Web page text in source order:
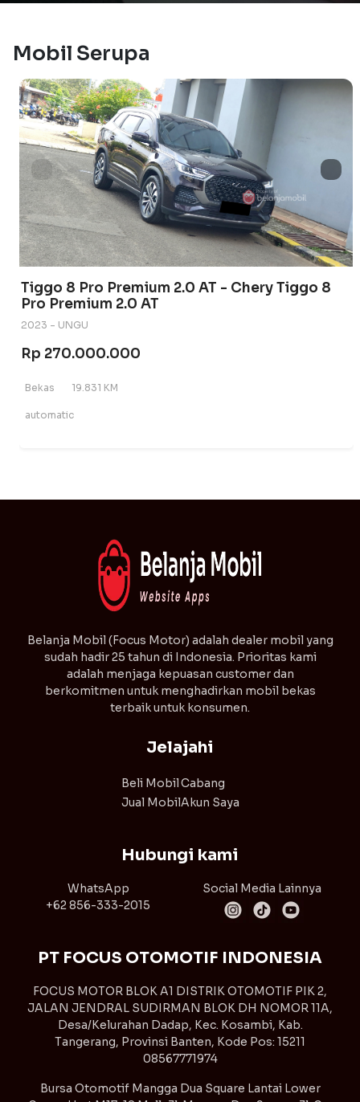
Mobil Serupa
Tiggo 8 Pro Premium 2.0 AT - Chery Tiggo 8
Pro Premium 2.0 AT
2023 - UNGU
Rp 270.000.000
Bekas 19.831 KM
automatic
⁠Belanja Mobil (Focus Motor) adalah dealer mobil yang
sudah hadir 25 tahun di Indonesia. Prioritas kami
adalah menjaga kepuasan customer dan
berkomitmen untuk menghadirkan mobil bekas
terbaik untuk konsumen.
Jelajahi
Beli Mobil
Jual Mobil
Cabang
Akun Saya
Hubungi kami
WhatsApp
+62 856-333-2015
Social Media Lainnya
PT FOCUS OTOMOTIF INDONESIA
FOCUS MOTOR BLOK A1 DISTRIK OTOMOTIF PIK 2,
JALAN JENDRAL SUDIRMAN BLOK DH NOMOR 11A,
Desa/Kelurahan Dadap, Kec. Kosambi, Kab.
Tangerang, Provinsi Banten, Kode Pos: 15211
08567771974
Bursa Otomotif Mangga Dua Square Lantai Lower